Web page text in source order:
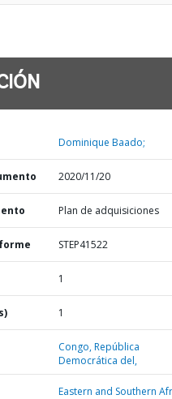
Dominique Baado;
2020/11/20
Plan de adquisiciones
STEP41522
1
1
Congo,República
Democrática del,
Eastern and Southern